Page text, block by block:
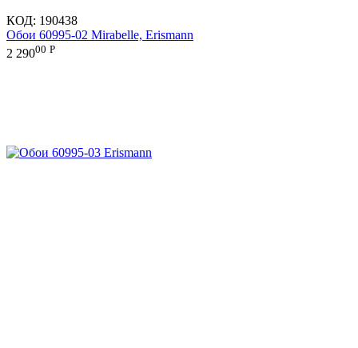
КОД: 190438
Обои 60995-02 Mirabelle, Erismann
2 29000 Р